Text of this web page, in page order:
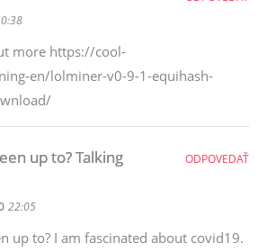
0:38
more https://cool-
en/lolminer-v0-9-1-equihash-
up to? Talking
22:05
up to? I am fascinated about covid19.
ODPOVEDAŤ